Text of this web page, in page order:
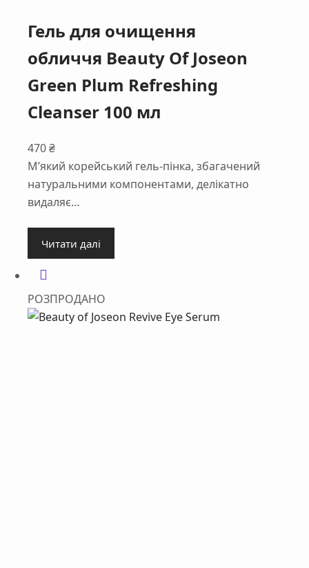
Гель для очищення
обличчя Beauty Of Joseon
Green Plum Refreshing
Cleanser 100 мл
470₴
М’який корейський гель-пінка, збагачений
натуральними компонентами, делікатно
видаляє…
Читати далі
РОЗПРОДАНО